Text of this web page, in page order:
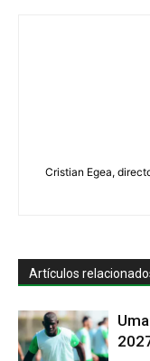
Cristian Egea,
Artículos